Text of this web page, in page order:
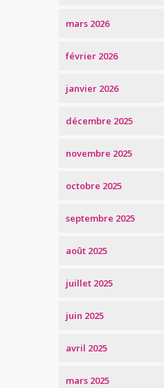
mars 2026
février 2026
janvier 2026
décembre 2025
novembre 2025
octobre 2025
septembre 2025
août 2025
juillet 2025
juin 2025
avril 2025
mars 2025